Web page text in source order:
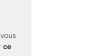
ce